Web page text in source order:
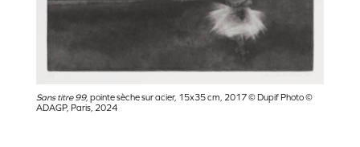
Sans titre 99, pointe sèche sur acier, 15x35 cm, 2017 © Dupif Photo ©
ADAGP, Paris, 2024